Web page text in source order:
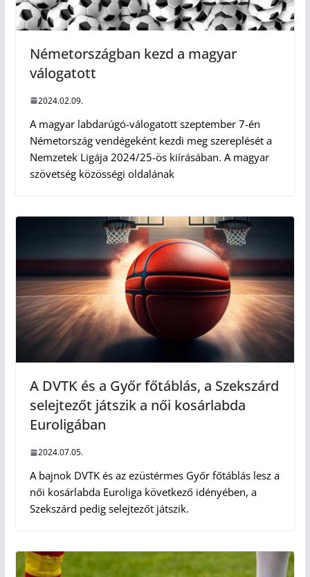
Németországban kezd a magyar
válogatott
2024.02.09.
A magyar labdarúgó-válogatott szeptember 7-én
Németország vendégeként kezdi meg szereplését a
Nemzetek Ligája 2024/25-ös kiírásában. A magyar
szövetség közösségi oldalának
A DVTK és a Győr főtáblás, a Szekszárd
selejtezőt játszik a női kosárlabda
Euroligában
2024.07.05.
A bajnok DVTK és az ezüstérmes Győr főtáblás lesz a
női kosárlabda Euroliga következő idényében, a
Szekszárd pedig selejtezőt játszik.